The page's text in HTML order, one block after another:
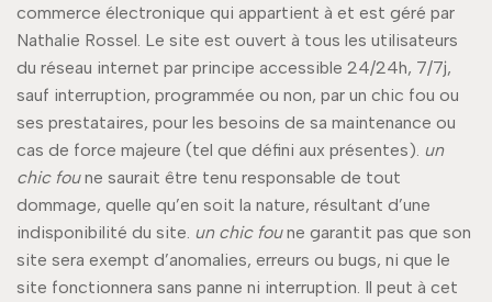
commerce électronique qui appartient à et est géré par
Nathalie Rossel. Le site est ouvert à tous les utilisateurs
du réseau internet par principe accessible 24/24h, 7/7j,
sauf interruption, programmée ou non, par un chic fou ou
ses prestataires, pour les besoins de sa maintenance ou
cas de force majeure (tel que défini aux présentes). un
chic foune saurait être tenu responsable de tout
dommage, quelle qu’en soit la nature, résultant d’une
indisponibilité du site. un chic foune garantit pas que son
site sera exempt d’anomalies, erreurs ou bugs, ni que le
site fonctionnera sans panne ni interruption. Il peut à cet